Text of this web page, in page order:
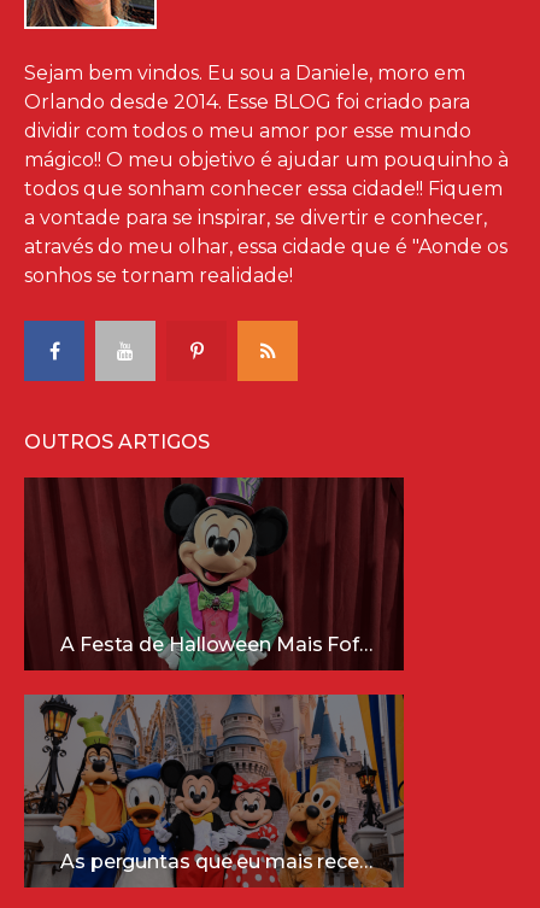
Sejam bem vindos. Eu sou a Daniele, moro em
Orlando desde 2014. Esse BLOG foi criado para
dividir com todos o meu amor por esse mundo
mágico!! O meu objetivo é ajudar um pouquinho à
todos que sonham conhecer essa cidade!! Fiquem
a vontade para se inspirar, se divertir e conhecer,
através do meu olhar, essa cidade que é "Aonde os
sonhos se tornam realidade!
OUTROS ARTIGOS
A Festa de Halloween Mais Fofa da Disney Está Chegando!
As perguntas que eu mais recebo sobre a Disney (e as respostas mais sinceras!)